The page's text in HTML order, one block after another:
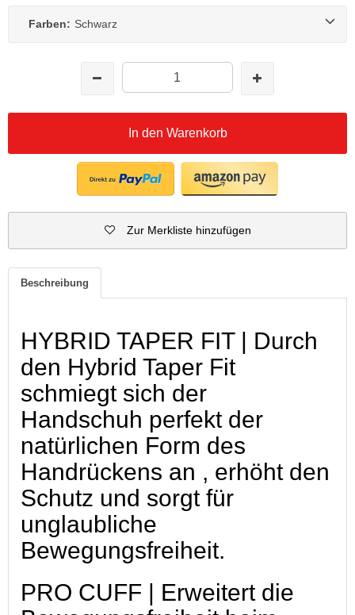
Farben: Schwarz
In den Warenkorb
Zur Merkliste hinzufügen
Beschreibung
HYBRID TAPER FIT | Durch
den Hybrid Taper Fit
schmiegt sich der
Handschuh perfekt der
natürlichen Form des
Handrückens an , erhöht den
Schutz und sorgt für
unglaubliche
Bewegungsfreiheit.
PRO CUFF | Erweitert die